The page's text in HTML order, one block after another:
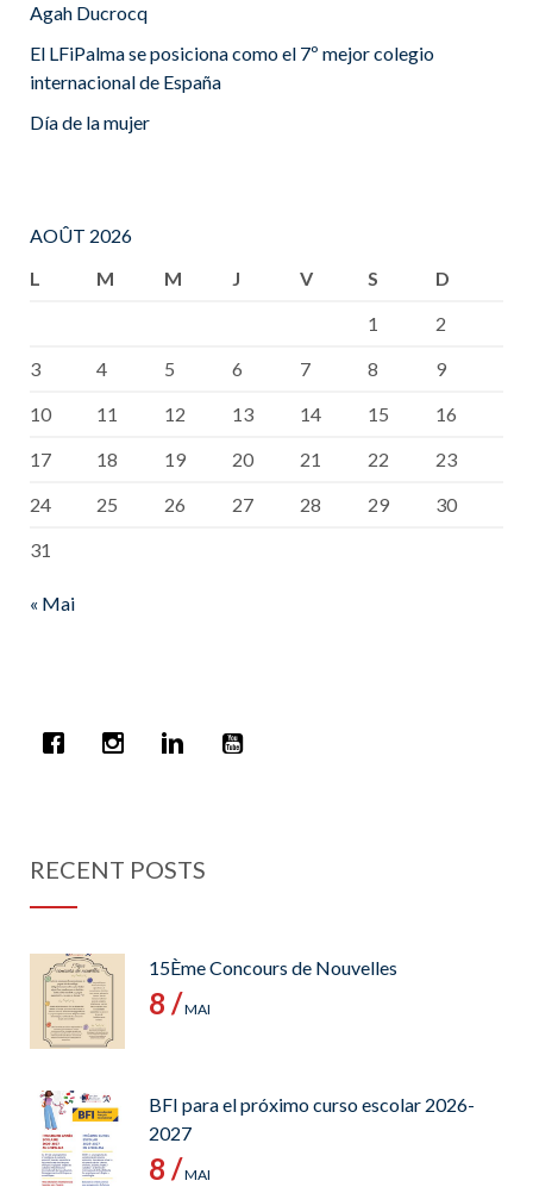
Agah Ducrocq
El LFiPalma se posiciona como el 7º mejor colegio
internacional de España
Día de la mujer
AOÛT 2026
L
M M J V S
D
1
2
3
4 5 6 7 8
9
10
11 12 13 14 15
16
17
18 19 20 21 22
23
24
25 26 27 28 29
30
31
« Mai
RECENT POSTS
15Ème Concours de Nouvelles
8 /MAI
BFI para el próximo curso escolar 2026-
2027
8 /MAI